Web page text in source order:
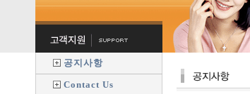
공지사항
Contact Us